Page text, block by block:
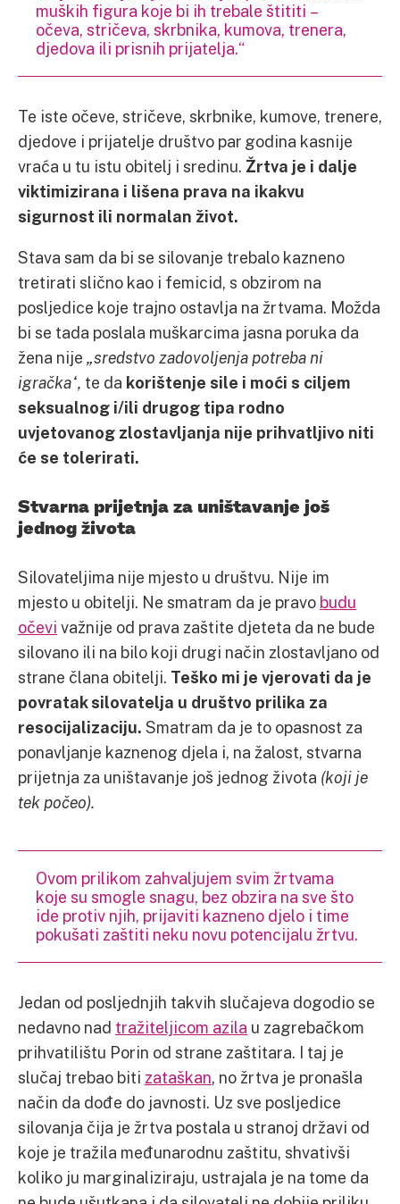
muških figura koje bi ih trebale štititi –
očeva, stričeva, skrbnika, kumova, trenera,
djedova ili prisnih prijatelja.“
Te iste očeve, stričeve, skrbnike, kumove, trenere,
djedove i prijatelje društvo par godina kasnije
vraća u tu istu obitelj i sredinu. Žrtva je i dalje
viktimizirana i lišena prava na ikakvu
sigurnost ili normalan život.
Stava sam da bi se silovanje trebalo kazneno
tretirati slično kao i femicid, s obzirom na
posljedice koje trajno ostavlja na žrtvama. Možda
bi se tada poslala muškarcima jasna poruka da
žena nije „sredstvo zadovoljenja potreba ni
igračka“, te da korištenje sile i moći s ciljem
seksualnog i/ili drugog tipa rodno
uvjetovanog zlostavljanja nije prihvatljivo niti
će se tolerirati.
Stvarna prijetnja za uništavanje još
jednog života
Silovateljima nije mjesto u društvu. Nije im
mjesto u obitelji. Ne smatram da je pravo budu
očevi važnije od prava zaštite djeteta da ne bude
silovano ili na bilo koji drugi način zlostavljano od
strane člana obitelji. Teško mi je vjerovati da je
povratak silovatelja u društvo prilika za
resocijalizaciju. Smatram da je to opasnost za
ponavljanje kaznenog djela i, na žalost, stvarna
prijetnja za uništavanje još jednog života (koji je
tek počeo).
Ovom prilikom zahvaljujem svim žrtvama
koje su smogle snagu, bez obzira na sve što
ide protiv njih, prijaviti kazneno djelo i time
pokušati zaštiti neku novu potencijalu žrtvu.
Jedan od posljednjih takvih slučajeva dogodio se
nedavno nad tražiteljicom azila u zagrebačkom
prihvatilištu Porin od strane zaštitara. I taj je
slučaj trebao biti zataškan, no žrtva je pronašla
način da dođe do javnosti. Uz sve posljedice
silovanja čija je žrtva postala u stranoj državi od
koje je tražila međunarodnu zaštitu, shvativši
koliko ju marginaliziraju, ustrajala je na tome da